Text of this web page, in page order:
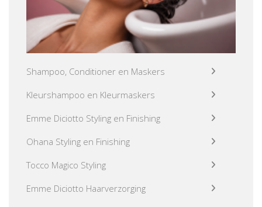
Shampoo, Conditioner en Maskers
Kleurshampoo en Kleurmaskers
Emme Diciotto Styling en Finishing
Ohana Styling en Finishing
Tocco Magico Styling
Emme Diciotto Haarverzorging